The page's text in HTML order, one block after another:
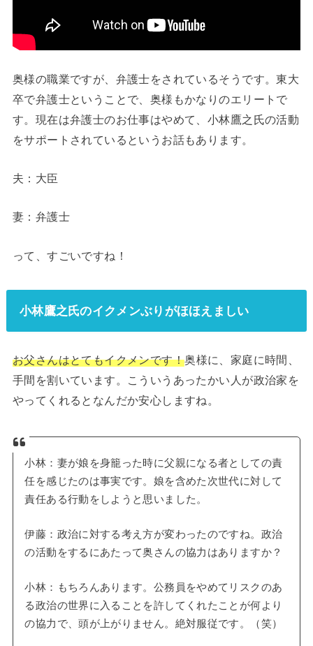
奥様の職業ですが、弁護士をされているそうです。東大
卒で弁護士ということで、奥様もかなりのエリートで
す。現在は弁護士のお仕事はやめて、小林鷹之氏の活動
をサポートされているというお話もあります。
夫：大臣
妻：弁護士
って、すごいですね！
小林鷹之氏のイクメンぶりがほほえましい
お父さんはとてもイクメンです！奥様に、家庭に時間、
手間を割いています。こういうあったかい人が政治家を
やってくれるとなんだか安心しますね。
小林：妻が娘を身籠った時に父親になる者としての責
任を感じたのは事実です。娘を含めた次世代に対して
責任ある行動をしようと思いました。
伊藤：政治に対する考え方が変わったのですね。政治
の活動をするにあたって奥さんの協力はありますか？
小林：もちろんあります。公務員をやめてリスクのあ
る政治の世界に入ることを許してくれたことが何より
の協力で、頭が上がりません。絶対服従です。（笑）